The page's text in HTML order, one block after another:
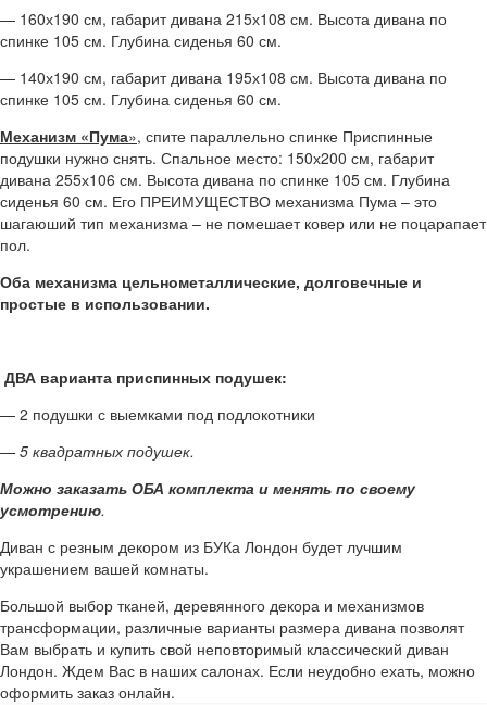
— 160х190 см, габарит дивана 215х108 см. Высота дивана по
спинке 105 см. Глубина сиденья 60 см.
— 140х190 см, габарит дивана 195х108 см. Высота дивана по
спинке 105 см. Глубина сиденья 60 см.
Механизм «Пума», спите параллельно спинке Приспинные
подушки нужно снять. Спальное место: 150х200 см, габарит
дивана 255х106 см. Высота дивана по спинке 105 см. Глубина
сиденья 60 см. Его ПРЕИМУЩЕСТВО механизма Пума – это
шагаюший тип механизма – не помешает ковер или не поцарапает
пол.
Оба механизма цельнометаллические, долговечные и
простые в использовании.
ДВА варианта приспинных подушек:
— 2 подушки с выемками под подлокотники
— 5 квадратных подушек.
Можно заказать ОБА комплекта и менять по своему
усмотрению.
Диван с резным декором из БУКа Лондон будет лучшим
украшением вашей комнаты.
Большой выбор тканей, деревянного декора и механизмов
трансформации, различные варианты размера дивана позволят
Вам выбрать и купить свой неповторимый классический диван
Лондон. Ждем Вас в наших салонах. Если неудобно ехать, можно
оформить заказ онлайн.